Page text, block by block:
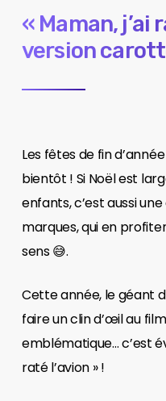
« Maman, j’ai
version
Les fêtes de fin
bientôt ! Si Noël est
enfants, c’est aussi
marques, qui en
sens 😅.
Cette année, le géant
faire un clin d’œil au
emblématique… c’est
raté l’avion » !